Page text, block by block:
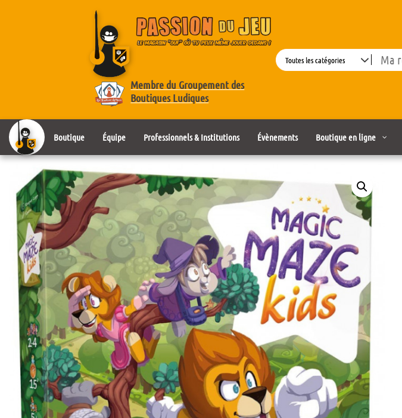
Membre du Groupement des
Boutiques Ludiques
Search
Boutique Équipe Professionnels & Institutions Évènements Boutique en ligne